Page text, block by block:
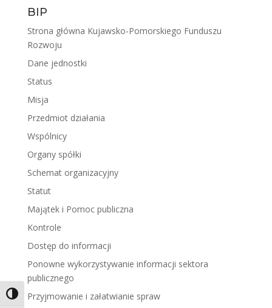
Toggle High Contrast
BIP
Strona główna Kujawsko-Pomorskiego Funduszu
Rozwoju
Dane jednostki
Status
Misja
Przedmiot działania
Wspólnicy
Organy spółki
Schemat organizacyjny
Statut
Majątek i Pomoc publiczna
Kontrole
Dostęp do informacji
Ponowne wykorzystywanie informacji sektora
publicznego
Przyjmowanie i załatwianie spraw